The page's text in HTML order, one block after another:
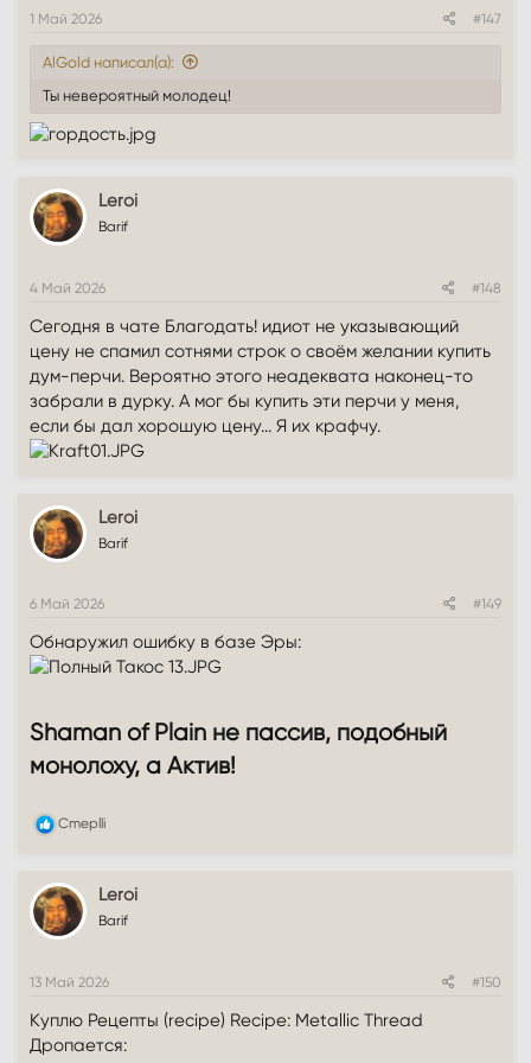
1 Май 2026 #147
AlGold написал(а):
Ты невероятный молодец!
Leroi
Barif
4 Май 2026 #148
Сегодня в чате Благодать! идиот не указывающий
цену не спамил сотнями строк о своём желании купить
дум-перчи. Вероятно этого неадеквата наконец-то
забрали в дурку. А мог бы купить эти перчи у меня,
если бы дал хорошую цену... Я их крафчу.
Leroi
Barif
6 Май 2026 #149
Обнаружил ошибку в базе Эры:
Shaman of Plain не пассив, подобный
монолоху, а Актив!​
Р
к
ц
и
и
Cmeplli
Leroi
Barif
13 Май 2026 #150
Куплю Рецепты (recipe) Recipe: Metallic Thread
Дропается: